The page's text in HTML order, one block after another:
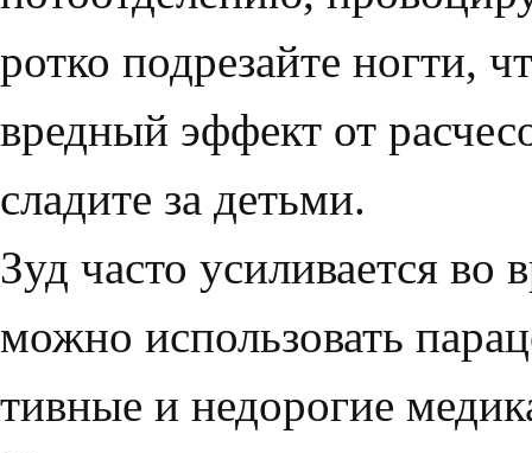
ротко подрезайте ногти,
вредный эффект от
сладите за детьми.
Зуд часто усиливается
можно использо­вать
тивные и недорогие